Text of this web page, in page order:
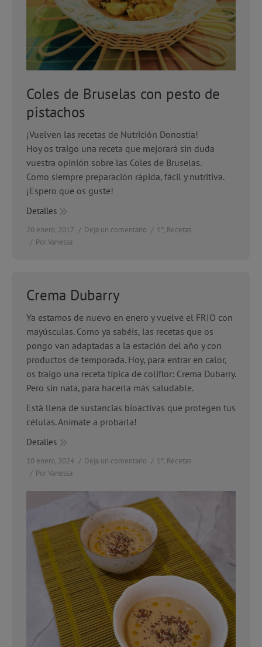
Coles de Bruselas con pesto de
pistachos
¡Vuelven las recetas de Nutrición Donostia!
Hoy os traigo una receta que mejorará sin duda
vuestra opinión sobre las Coles de Bruselas.
Como siempre preparación rápida, fácil y nutritiva.
¡Espero que os guste!
Detalles
20 enero, 2017 Deja un comentario 1º, Recetas
PorVanessa
Crema Dubarry
Ya estamos de nuevo en enero y vuelve el FRIO con
mayúsculas. Como ya sabéis, las recetas que os
pongo van adaptadas a la estación del año y con
productos de temporada. Hoy, para entrar en calor,
os traigo una receta típica de coliflor: Crema Dubarry.
Pero sin nata, para hacerla más saludable.
Está llena de sustancias bioactivas que protegen tus
células. Anímate a probarla!
Detalles
10 enero, 2024 Deja un comentario 1º, Recetas
PorVanessa